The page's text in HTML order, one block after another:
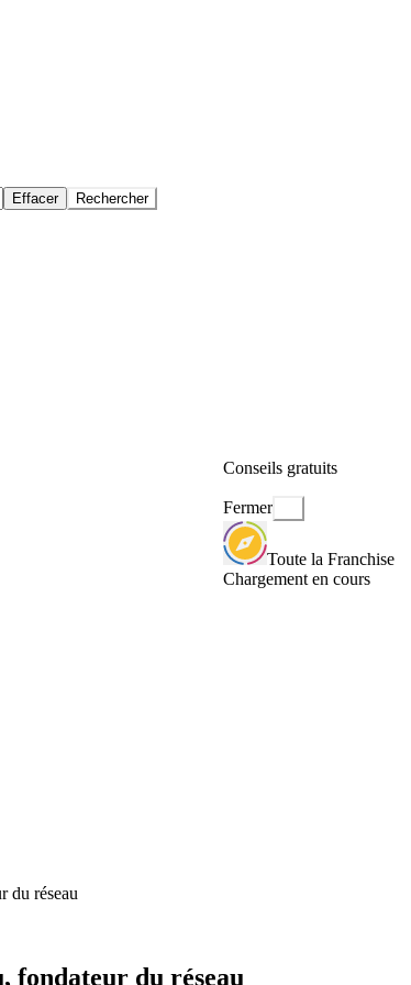
Effacer Rechercher
Conseils gratuits
Fermer
Toute la Franchise
Chargement en cours
du réseau
fondateur du réseau